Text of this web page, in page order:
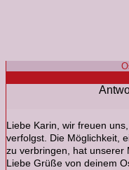
Liebe Karin, wir freuen
verfolgst. Die Möglichkeit,
zu verbringen, hat unserer
Liebe Grüße von deinem